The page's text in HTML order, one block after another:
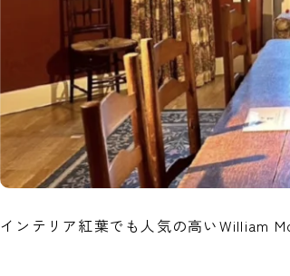
インテリア紅葉でも人気の高いWilliam